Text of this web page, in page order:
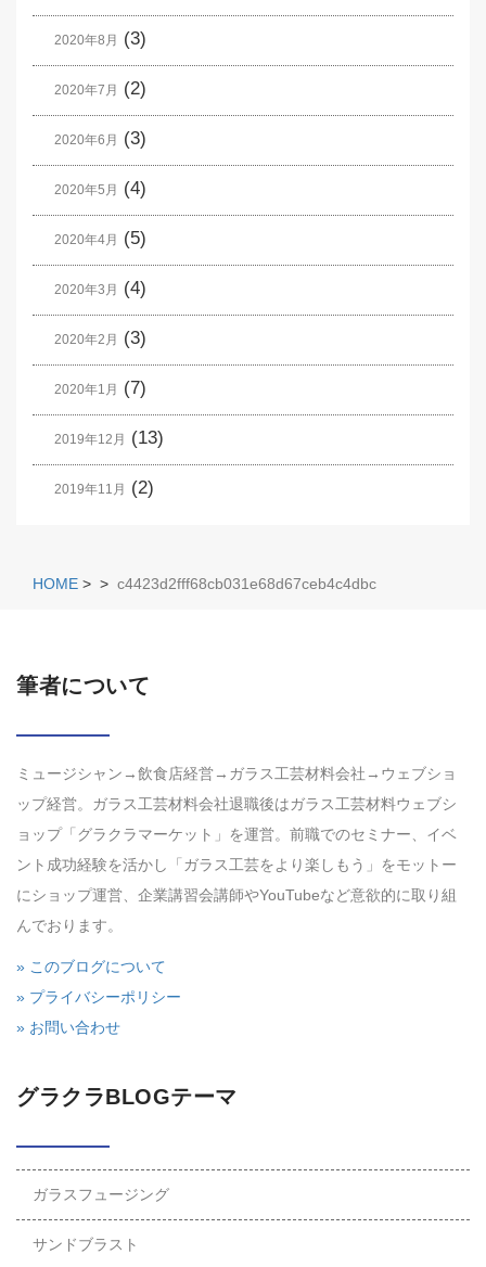
2020年8月 (3)
2020年7月 (2)
2020年6月 (3)
2020年5月 (4)
2020年4月 (5)
2020年3月 (4)
2020年2月 (3)
2020年1月 (7)
2019年12月 (13)
2019年11月 (2)
HOME > > c4423d2fff68cb031e68d67ceb4c4dbc
筆者について
ミュージシャン→飲食店経営→ガラス工芸材料会社→ウェブショ
ップ経営。ガラス工芸材料会社退職後はガラス工芸材料ウェブシ
ョップ「グラクラマーケット」を運営。前職でのセミナー、イベ
ント成功経験を活かし「ガラス工芸をより楽しもう」をモットー
にショップ運営、企業講習会講師やYouTubeなど意欲的に取り組
んでおります。
» このブログについて
» プライバシーポリシー
» お問い合わせ
グラクラBLOGテーマ
ガラスフュージング
サンドブラスト